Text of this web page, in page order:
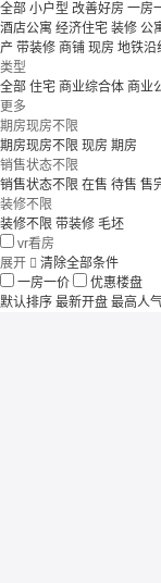
全部 小户型 改善好房 一房
酒店公寓 经济住宅 装修 公
产 带装修 商铺 现房 地铁沿
类型
全部 住宅 商业综合体 商业
更多
期房现房不限
期房现房不限 现房 期房
销售状态不限
销售状态不限 在售 待售 售
装修不限
装修不限 带装修 毛坯
vr看房
展开  清除全部条件
一房一价
优惠楼盘
默认排序 最新开盘 最高人